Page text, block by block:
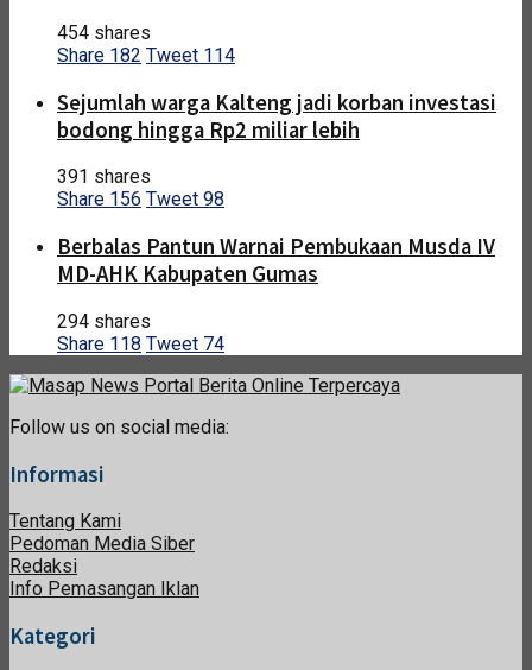
454 shares
Share 182 Tweet 114
Sejumlah warga Kalteng jadi korban investasi
bodong hingga Rp2 miliar lebih
391 shares
Share 156 Tweet 98
Berbalas Pantun Warnai Pembukaan Musda IV
MD-AHK Kabupaten Gumas
294 shares
Share 118 Tweet 74
Follow us on social media:
Informasi
Tentang Kami
Pedoman Media Siber
Redaksi
Info Pemasangan Iklan
Kategori